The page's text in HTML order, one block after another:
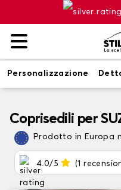
Personalizzazione
Coprisedili per
Prodotto in Europa
4.0/5 (1